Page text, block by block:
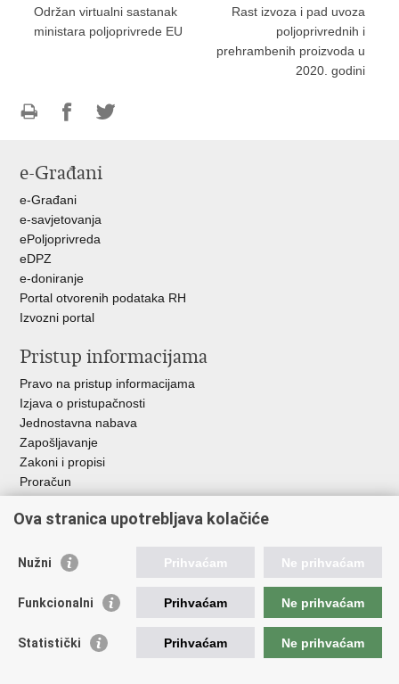
Održan virtualni sastanak
ministara poljoprivrede EU
Rast izvoza i pad uvoza
poljoprivrednih i
prehrambenih proizvoda u
2020. godini
FacebookuTwitteru
e-Građani
e-Građani
e-savjetovanja
ePoljoprivreda
eDPZ
e-doniranje
Portal otvorenih podataka RH
Izvozni portal
Pristup informacijama
Pravo na pristup informacijama
Izjava o pristupačnosti
Jednostavna nabava
Zapošljavanje
Zakoni i propisi
Proračun
RH
Važne poveznice
Hrvatska agencija za poljoprivredu i hranu
Agencija za plaćanja u poljoprivredi, ribarstvu i ruralnom
razvoju
Ova stranica upotrebljava kolačiće
Nužni Prihvaćam Ne prihvaćam
Funkcionalni Prihvaćam Ne prihvaćam
Statistički Prihvaćam Ne prihvaćam